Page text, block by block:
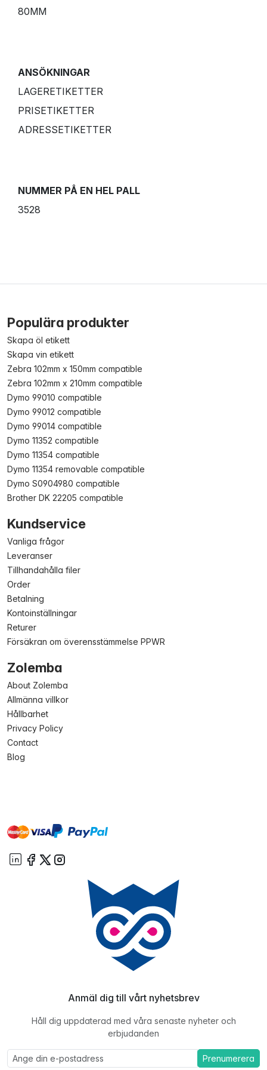
80MM
ANSÖKNINGAR
LAGERETIKETTER
PRISETIKETTER
ADRESSETIKETTER
NUMMER PÅ EN HEL PALL
3528
Populära produkter
Skapa öl etikett
Skapa vin etikett
Zebra 102mm x 150mm compatible
Zebra 102mm x 210mm compatible
Dymo 99010 compatible
Dymo 99012 compatible
Dymo 99014 compatible
Dymo 11352 compatible
Dymo 11354 compatible
Dymo 11354 removable compatible
Dymo S0904980 compatible
Brother DK 22205 compatible
Kundservice
Vanliga frågor
Leveranser
Tillhandahålla filer
Order
Betalning
Kontoinställningar
Returer
Försäkran om överensstämmelse PPWR
Zolemba
About Zolemba
Allmänna villkor
Hållbarhet
Privacy Policy
Contact
Blog
mastervisa paypal
Anmäl dig till vårt nyhetsbrev
Håll dig uppdaterad med våra senaste nyheter och
erbjudanden
Prenumerera